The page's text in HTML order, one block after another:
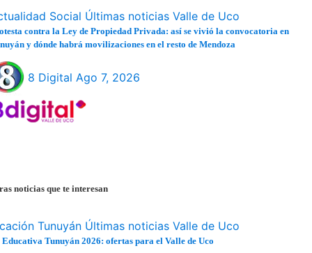
Social Últimas noticias Valle de Uco
contra la Ley de Propiedad Privada: así se vivió la convocatoria en
y dónde habrá movilizaciones en el resto de Mendoza
8 Digital Ago 7, 2026
noticias que te interesan
Tunuyán Últimas noticias Valle de Uco
Tunuyán 2026: ofertas para el Valle de Uco